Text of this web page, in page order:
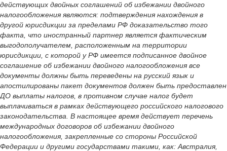
действующих двойных соглашений об избежании двойного
налогообложения являются: подтверждения нахождения в
другой юрисдикции за пределами РФ доказательство того
факта, что иностранный партнер является фактическим
выгодополучателем, расположенным на территории
юрисдикции, с которой у РФ имеется подписанное двойное
соглашение об избежании двойного налогообложения все
документы должны быть переведены на русский язык и
апостилированы пакет документов должен быть предоставлен
ДО выплаты налогов, в противном случае налог будет
выплачиваться в рамках действующего российского налогового
законодательства. В настоящее время действует перечень
международных договоров об избежании двойного
налогообложения, закрепленные со стороны Российской
Федерации и другими государствами такими, как: Австралия,